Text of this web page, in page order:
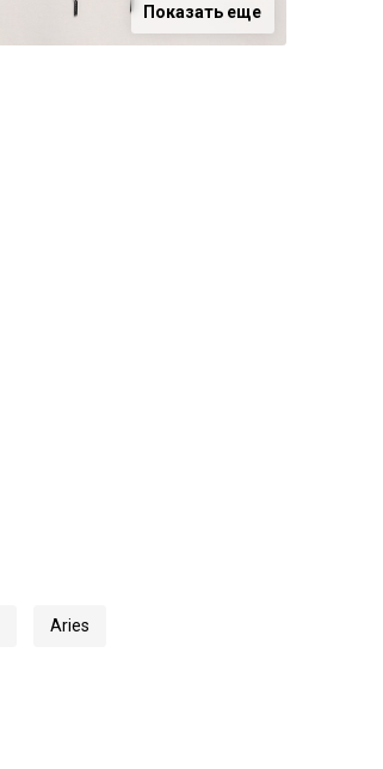
Показать еще
Aries